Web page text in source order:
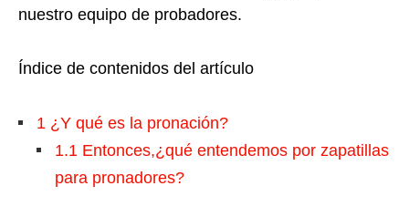
nuestro equipo de probadores.
Índice de contenidos del artículo
1 ¿Y qué es la pronación?
1.1 Entonces,¿qué entendemos por zapatillas
para pronadores?